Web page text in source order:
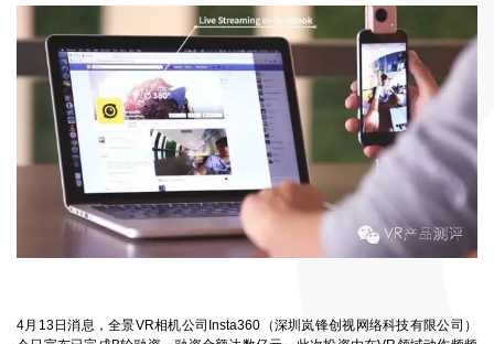
4月13日消息，全景VR相机公司Insta360（深圳岚锋创视网络科技有限公司）